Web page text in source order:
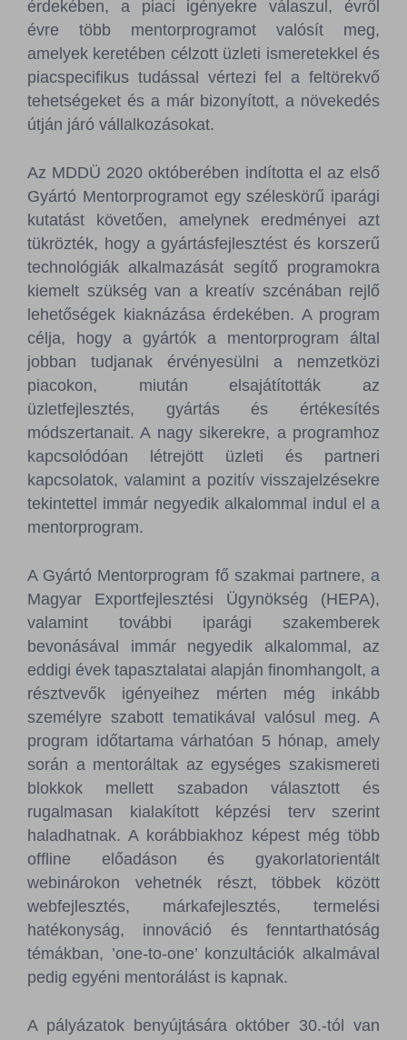
érdekében, a piaci igényekre válaszul, évről
évre több mentorprogramot valósít meg,
amelyek keretében célzott üzleti ismeretekkel és
piacspecifikus tudással vértezi fel a feltörekvő
tehetségeket és a már bizonyított, a növekedés
útján járó vállalkozásokat.
Az MDDÜ 2020 októberében indította el az első
Gyártó Mentorprogramot egy széleskörű iparági
kutatást követően, amelynek eredményei azt
tükrözték, hogy a gyártásfejlesztést és korszerű
technológiák alkalmazását segítő programokra
kiemelt szükség van a kreatív szcénában rejlő
lehetőségek kiaknázása érdekében. A program
célja, hogy a gyártók a mentorprogram által
jobban tudjanak érvényesülni a nemzetközi
piacokon, miután elsajátították az
üzletfejlesztés, gyártás és értékesítés
módszertanait. A nagy sikerekre, a programhoz
kapcsolódóan létrejött üzleti és partneri
kapcsolatok, valamint a pozitív visszajelzésekre
tekintettel immár negyedik alkalommal indul el a
mentorprogram.
A Gyártó Mentorprogram fő szakmai partnere, a
Magyar Exportfejlesztési Ügynökség (HEPA),
valamint további iparági szakemberek
bevonásával immár negyedik alkalommal, az
eddigi évek tapasztalatai alapján finomhangolt, a
résztvevők igényeihez mérten még inkább
személyre szabott tematikával valósul meg. A
program időtartama várhatóan 5 hónap, amely
során a mentoráltak az egységes szakismereti
blokkok mellett szabadon választott és
rugalmasan kialakított képzési terv szerint
haladhatnak. A korábbiakhoz képest még több
offline előadáson és gyakorlatorientált
webinárokon vehetnék részt, többek között
webfejlesztés, márkafejlesztés, termelési
hatékonyság, innováció és fenntarthatóság
témákban, ’one-to-one’ konzultációk alkalmával
pedig egyéni mentorálást is kapnak.
A pályázatok benyújtására október 30.-tól van